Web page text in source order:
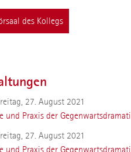
des Kollegs
27. August 2021
und Praxis der
27. August 2021
und Praxis der